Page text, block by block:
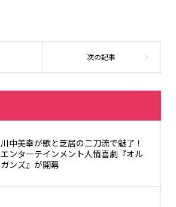
川中美幸が歌と芝居の二刀流で魅了！
エンターテインメント人情喜劇『オル
ガンズ』が開幕